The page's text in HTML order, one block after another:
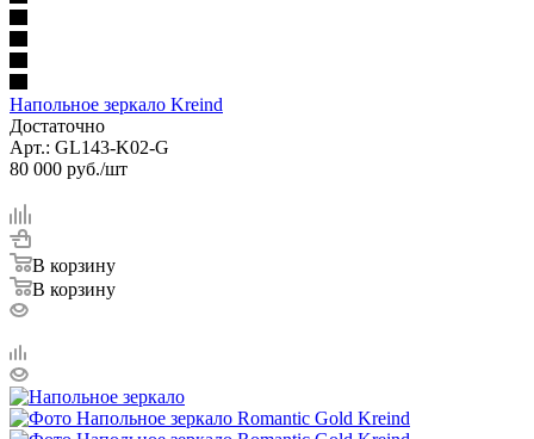
Напольное зеркало Kreind
Достаточно
Арт.: GL143-K02-G
80 000 руб./шт
В корзину
В корзину